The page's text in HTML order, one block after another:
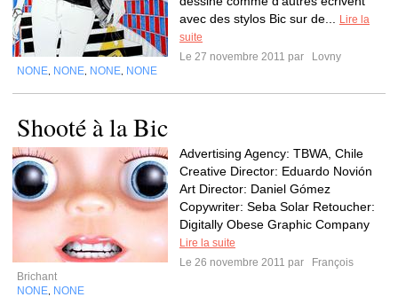
avec des stylos Bic sur de...
Lire la
suite
Le 27 novembre 2011 par
Lovny
NONE NONE NONE NONE
Shooté à la Bic
Advertising Agency: TBWA, Chile
Creative Director: Eduardo Novión
Art Director: Daniel Gómez
Copywriter: Seba Solar Retoucher:
Digitally Obese Graphic Company
Lire la suite
Le 26 novembre 2011 par
François
Brichant
NONE NONE